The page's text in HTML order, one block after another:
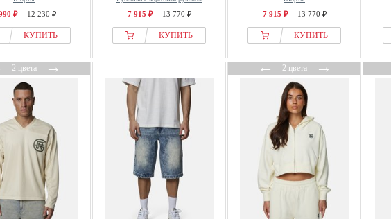
₽ 12 230 ₽
КУПИТЬ
7 915 ₽ 13 770 ₽
КУПИТЬ
7 915 ₽ 13 770 ₽
КУПИТЬ
2 цвета→ ←2 цвета→